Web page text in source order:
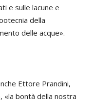
e sulle lacune e
della
delle acque».
Ettore Prandini,
«la bontà della nostra